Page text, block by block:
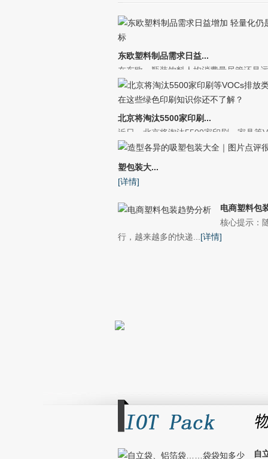
东欧塑料制品需求日益...
在东欧，瓶装饮料人均消费量尽管还是
北京将淘汰5500家印刷...
近日，北京将淘汰5500家印刷、家具等
塑包装大...
[详情]
电商塑料包
核心提示：
行，越来越多的快递... [详情]
自